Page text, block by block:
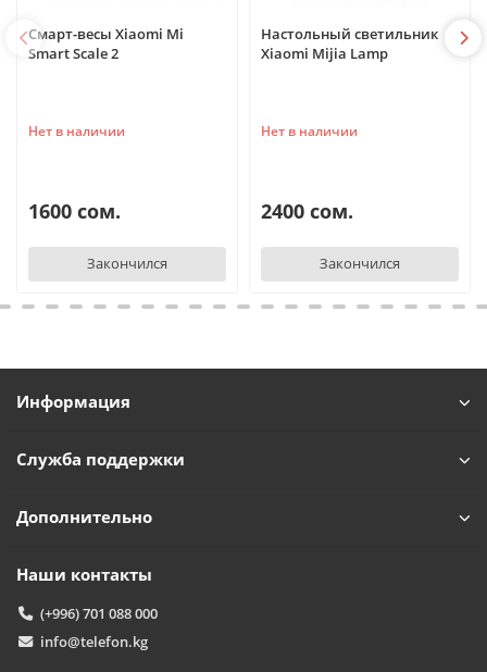
Смарт-весы Xiaomi Mi
Smart Scale 2
Нет в наличии
1600 сом.
Закончился
Настольный светильник
Xiaomi Mijia Lamp
Нет в наличии
2400 сом.
Закончился
Информация
Служба поддержки
Дополнительно
Наши контакты
(+996) 701 088 000
info@telefon.kg